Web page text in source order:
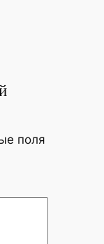
поля